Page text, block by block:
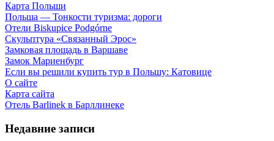
Карта Польши
Польша — Тонкости туризма: дороги
Отели Biskupice Podgórne
Скульптура «Связанный Эрос»
Замковая площадь в Варшаве
Замок Мариенбург
Если вы решили купить тур в Польшу: Катовице
О сайте
Карта сайта
Отель Barlinek в Барллинеке
Недавние записи